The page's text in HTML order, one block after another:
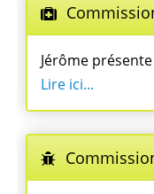
Jérôme
Lire ici...